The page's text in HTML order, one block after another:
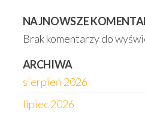
NAJNOWSZE
Brak komentarzy do
ARCHIWA
sierpień 2026
lipiec 2026